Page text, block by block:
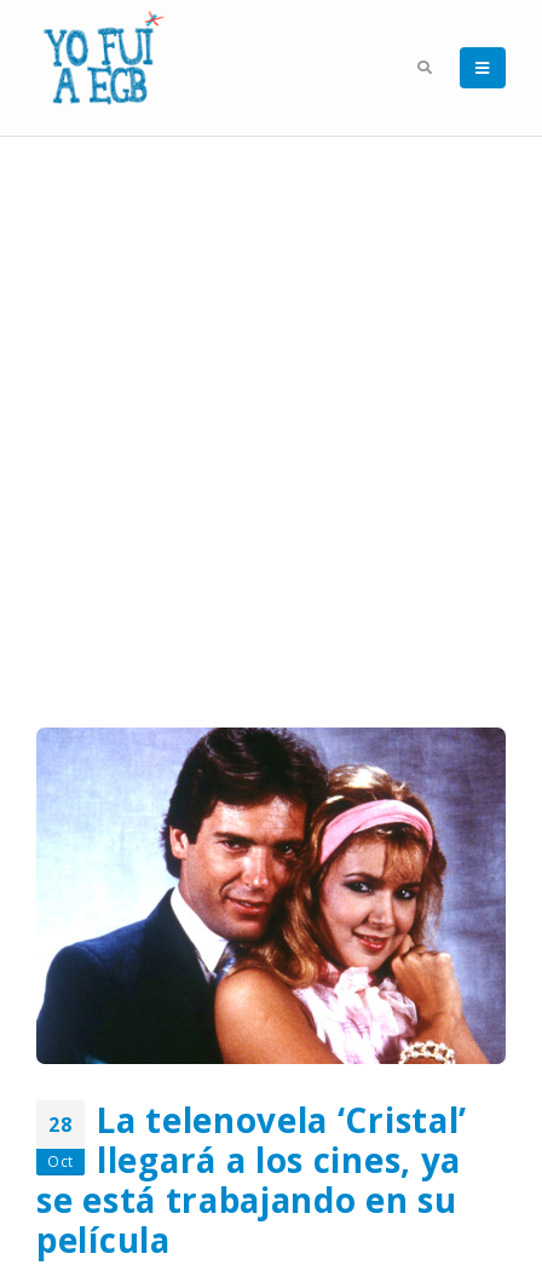
28
Oct
La telenovela ‘Cristal’
llegará a los cines, ya
se está trabajando en su
película